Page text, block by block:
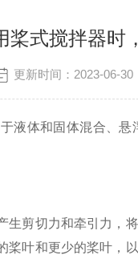
桨式搅拌器时
更新时间：2023-06-
液体和固体混合、
切力和牵引力，
叶和更少的桨叶，